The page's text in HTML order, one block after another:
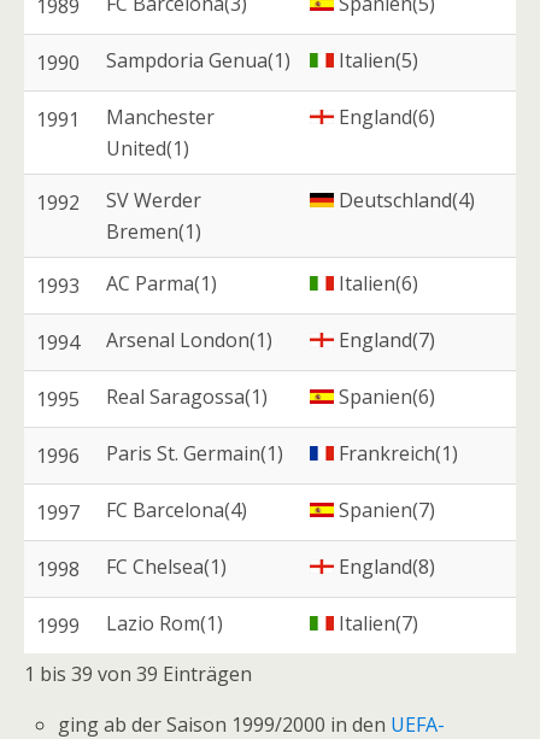
1989
1990 Sampdoria Genua(1) Italien(5)
1991
Manchester
United(1)
England(6)
1992
SV Werder
Bremen(1)
Deutschland(4)
1993 AC Parma(1) Italien(6)
1994 Arsenal London(1) England(7)
1995 Real Saragossa(1) Spanien(6)
1996 Paris St. Germain(1) Frankreich(1)
1997 FC Barcelona(4) Spanien(7)
1998 FC Chelsea(1) England(8)
1999 Lazio Rom(1)
Italien(7)
1 bis 39 von 39 Einträgen
ging ab der Saison 1999/2000 in den UEFA-